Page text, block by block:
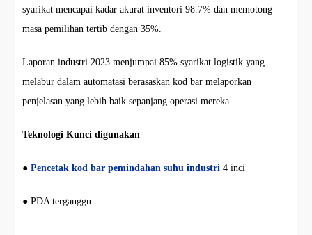
syarikat mencapai kadar akurat inventori 98.7% dan memotong
masa pemilihan tertib dengan 35%.
Laporan industri 2023 menjumpai 85% syarikat logistik yang
melabur dalam automatasi berasaskan kod bar melaporkan
penjelasan yang lebih baik sepanjang operasi mereka.
Teknologi Kunci digunakan
●Pencetak kod bar pemindahan suhu industri 4 inci
● PDA terganggu